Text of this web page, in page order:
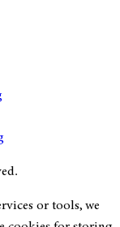
or tools, we